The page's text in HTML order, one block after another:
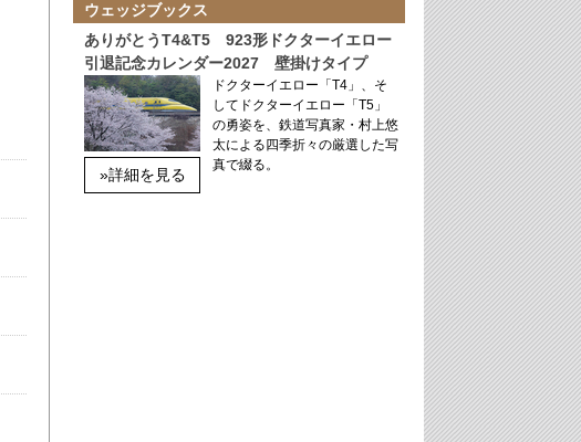
ウェッジブックス
ありがとうT4&T5 923形ドクターイエロー
引退記念カレンダー2027 壁掛けタイプ
»詳細を見る
ドクターイエロー「T4」、そ
してドクターイエロー「T5」
の勇姿を、鉄道写真家・村上悠
太による四季折々の厳選した写
真で綴る。